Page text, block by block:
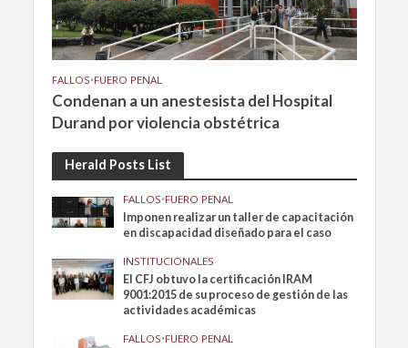
FALLOS•FUERO PENAL
Condenan a un anestesista del Hospital
Durand por violencia obstétrica
Herald Posts List
FALLOS•FUERO PENAL
Imponen realizar un taller de capacitación
en discapacidad diseñado para el caso
INSTITUCIONALES
El CFJ obtuvo la certificación IRAM
9001:2015 de su proceso de gestión de las
actividades académicas
FALLOS•FUERO PENAL